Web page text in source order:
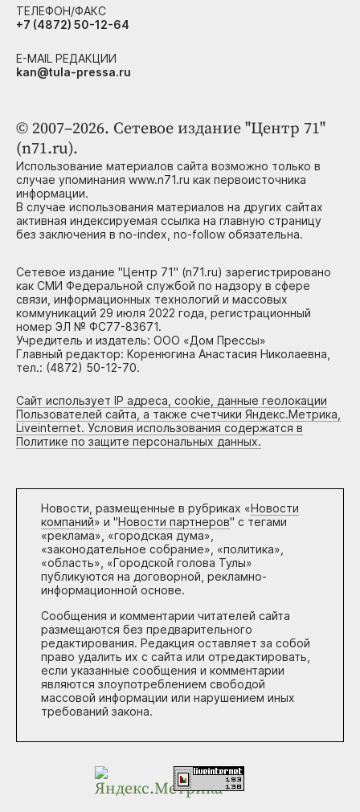
© 2007–2026. Сетевое издание "Центр 71"
(n71.ru).
Использование материалов сайта возможно только в
случае упоминания www.n71.ru как первоисточника
информации.
В случае использования материалов на других сайтах
активная индексируемая ссылка на главную страницу
без заключения в no-index, no-follow обязательна.
Сетевое издание "Центр 71" (n71.ru) зарегистрировано
как СМИ Федеральной службой по надзору в сфере
связи, информационных технологий и массовых
коммуникаций 29 июля 2022 года, регистрационный
номер ЭЛ № ФС77-83671.
Учредитель и издатель: ООО «Дом Прессы»
Главный редактор: Коренюгина Анастасия Николаевна,
тел.: (4872) 50-12-70.
Сайт использует IP адреса, cookie, данные геолокации
Пользователей сайта, а также счетчики Яндекс.Метрика,
Liveinternet. Условия использования содержатся в
Политике по защите персональных данных.
Новости, размещенные в рубриках «Новости
компаний» и "Новости партнеров" с тегами
«реклама», «городская дума»,
«законодательное собрание», «политика»,
«область», «Городской голова Тулы»
публикуются на договорной, рекламно-
информационной основе.
Сообщения и комментарии читателей сайта
размещаются без предварительного
редактирования. Редакция оставляет за собой
право удалить их с сайта или отредактировать,
если указанные сообщения и комментарии
являются злоупотреблением свободой
массовой информации или нарушением иных
требований закона.
ТЕЛЕФОН/ФАКС
+7 (4872) 50-12-64
E-MAIL РЕДАКЦИИ
kan@tula-pressa.ru